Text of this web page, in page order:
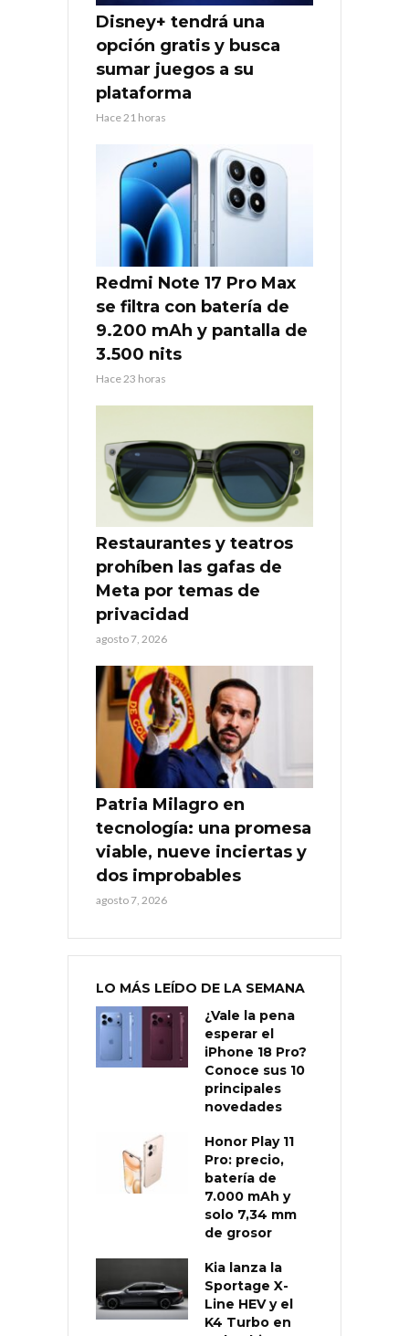
Disney+ tendrá una
opción gratis y busca
sumar juegos a su
plataforma
Hace 21 horas
Redmi Note 17 Pro Max
se filtra con batería de
9.200 mAh y pantalla de
3.500 nits
Hace 23 horas
Restaurantes y teatros
prohíben las gafas de
Meta por temas de
privacidad
agosto 7, 2026
Patria Milagro en
tecnología: una promesa
viable, nueve inciertas y
dos improbables
agosto 7, 2026
LO MÁS LEÍDO DE LA SEMANA
¿Vale la pena
esperar el
iPhone 18 Pro?
Conoce sus 10
principales
novedades
Honor Play 11
Pro: precio,
batería de
7.000 mAh y
solo 7,34 mm
de grosor
Kia lanza la
Sportage X-
Line HEV y el
K4 Turbo en